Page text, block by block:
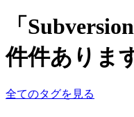
「
件件ありま
全てのタグを見る